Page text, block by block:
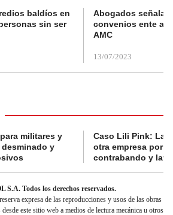
baldíos en
sin ser
Abogados
convenios ente
AMC
13/07/2023
militares y
y
Caso Lili Pink: La
otra empresa por
contrabando y
S.A. Todos los derechos reservados.
expresa de las reproducciones y usos de las obras
este sitio web a medios de lectura mecánica u otros